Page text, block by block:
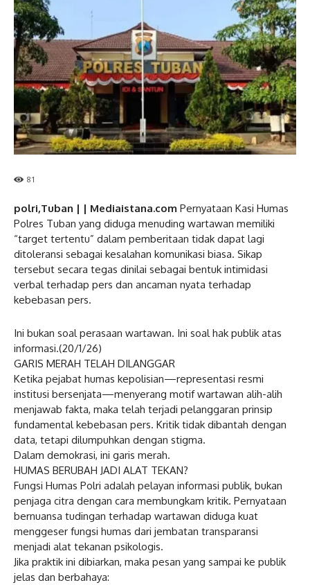
81
polri,Tuban | | Mediaistana.com Pernyataan Kasi Humas
Polres Tuban yang diduga menuding wartawan memiliki
“target tertentu” dalam pemberitaan tidak dapat lagi
ditoleransi sebagai kesalahan komunikasi biasa. Sikap
tersebut secara tegas dinilai sebagai bentuk intimidasi
verbal terhadap pers dan ancaman nyata terhadap
kebebasan pers.
Ini bukan soal perasaan wartawan. Ini soal hak publik atas
informasi.(20/1/26)
GARIS MERAH TELAH DILANGGAR
Ketika pejabat humas kepolisian—representasi resmi
institusi bersenjata—menyerang motif wartawan alih-alih
menjawab fakta, maka telah terjadi pelanggaran prinsip
fundamental kebebasan pers. Kritik tidak dibantah dengan
data, tetapi dilumpuhkan dengan stigma.
Dalam demokrasi, ini garis merah.
HUMAS BERUBAH JADI ALAT TEKAN?
Fungsi Humas Polri adalah pelayan informasi publik, bukan
penjaga citra dengan cara membungkam kritik. Pernyataan
bernuansa tudingan terhadap wartawan diduga kuat
menggeser fungsi humas dari jembatan transparansi
menjadi alat tekanan psikologis.
Jika praktik ini dibiarkan, maka pesan yang sampai ke publik
jelas dan berbahaya: